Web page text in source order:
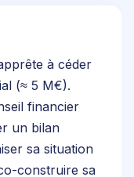
à céder
(≈ 5 M€).
financier
un bilan
sa situation
construire sa